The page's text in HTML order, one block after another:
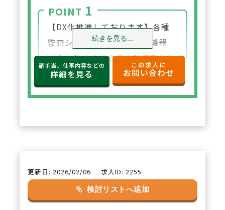
POINT 1
【DX化推進しております】各種
監査システムや、各種調剤機器
（全自動分注機や全自動錠剤分包
機、軟膏練り機など）や、クラウ
ド型の薬歴と一体型のレセコンを
POINT 2
有給休暇消化毎年95％以上を継続
続きを見る...
諸手当、仕事内容などの
詳細を見る
この求人に
お問い合わせ
更新日: 2026/02/06 求人ID: 2255
検討リストへ追加